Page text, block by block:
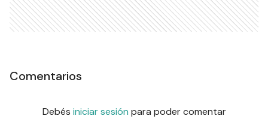
Comentarios
Debés iniciar sesión para poder comentar